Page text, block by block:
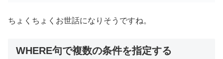
ちょくちょくお世話になりそうですね。
WHERE句で複数の条件を指定する